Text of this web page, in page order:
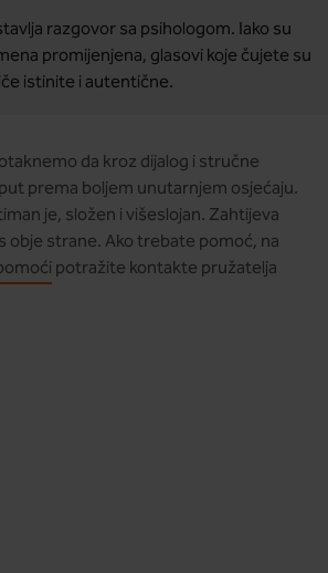
razgovor sa psihologom. Iako su
promijenjena, glasovi koje čujete su
istinite i autentične.
da kroz dijalog i stručne
prema boljem unutarnjem osjećaju.
je, složen i višeslojan. Zahtijeva
obje strane. Ako trebate pomoć, na
potražite kontakte pružatelja